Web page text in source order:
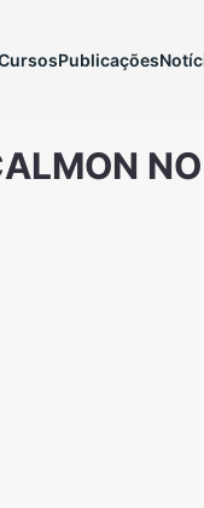
Publicações